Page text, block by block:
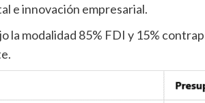
e innovación empresarial.
la modalidad 85% FDI y 15%